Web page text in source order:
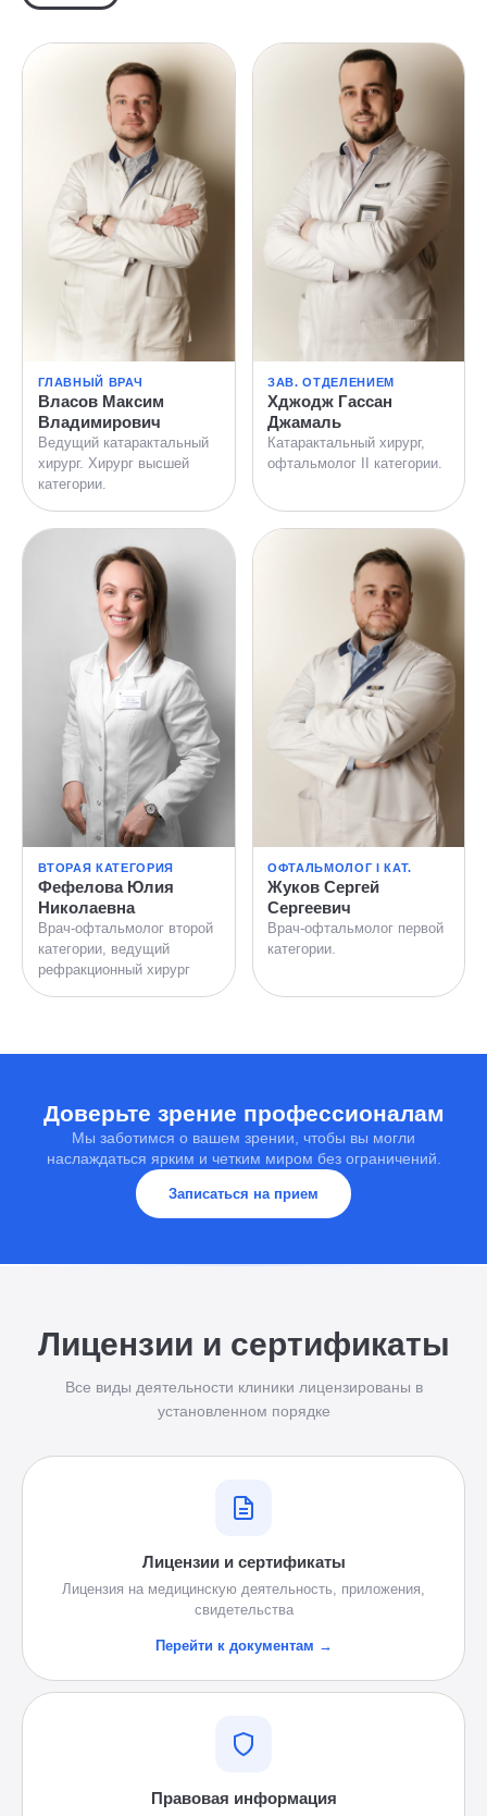
ГЛАВНЫЙ ВРАЧ
Власов Максим
Владимирович
Ведущий катарактальный
хирург. Хирург высшей
категории.
ЗАВ. ОТДЕЛЕНИЕМ
Хджодж Гассан
Джамаль
Катарактальный хирург,
офтальмолог II категории.
ВТОРАЯ КАТЕГОРИЯ
Фефелова Юлия
Николаевна
Врач-офтальмолог второй
категории, ведущий
рефракционный хирург
ОФТАЛЬМОЛОГ I КАТ.
Жуков Сергей
Сергеевич
Врач-офтальмолог первой
категории.
Доверьте зрение профессионалам
Мы заботимся о вашем зрении, чтобы вы могли
наслаждаться ярким и четким миром без ограничений.
Записаться на прием
Лицензии и сертификаты
Все виды деятельности клиники лицензированы в
установленном порядке
Лицензии и сертификаты
Лицензия на медицинскую деятельность, приложения,
свидетельства
Перейти к документам →
Правовая информация